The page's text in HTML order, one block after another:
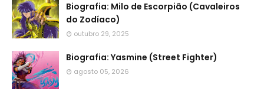
Biografia: Milo de Escorpião (Cavaleiros
do Zodíaco)
outubro 29, 2025
Biografia: Yasmine (Street Fighter)
agosto 05, 2026